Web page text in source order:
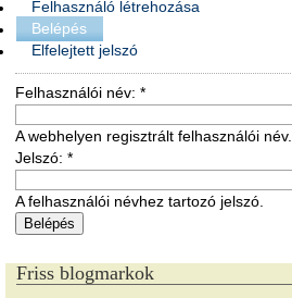
Felhasználó létrehozása
Belépés
Elfelejtett jelszó
Felhasználói név: *
A webhelyen regisztrált felhasználói név.
Jelszó: *
A felhasználói névhez tartozó jelszó.
Friss blogmarkok